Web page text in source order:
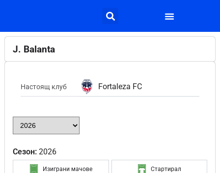
J. Balanta
Настоящ клуб Fortaleza FC
Сезон: 2026
Изиграни мачове Стартирал